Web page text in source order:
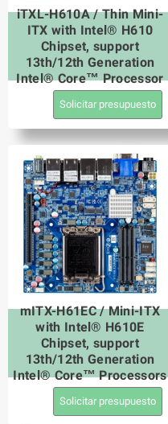
iTXL-H610A / Thin Mini-
ITX with Intel® H610
Chipset, support
13th/12th Generation
Intel® Core™ Processor
Solicitar presupuesto
mITX-H61EC / Mini-ITX
with Intel® H610E
Chipset, support
13th/12th Generation
Intel® Core™ Processors
Solicitar presupuesto